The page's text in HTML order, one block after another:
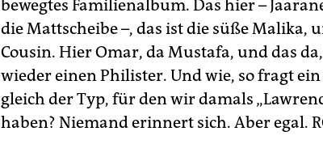
bewegtes Familienalbum. Das hier –
die Mattscheibe –, das ist die süße Malika,
Cousin. Hier Omar, da Mustafa, und das
wieder einen Philister. Und wie, so fragt
gleich der Typ, für den wir damals
haben? Niemand erinnert sich. Aber egal.